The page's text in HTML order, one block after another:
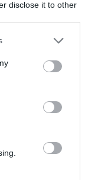
disclose it to other